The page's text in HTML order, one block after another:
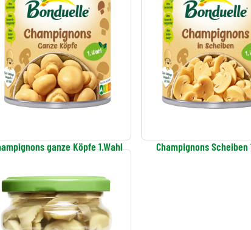
ganze Köpfe 1.Wahl Champignons Scheiben